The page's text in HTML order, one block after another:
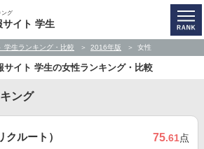
ング
イト 学生
学生ランキング・比較 2016年版 女性
サイト 学生の女性ランキング・比較
ング
クルート） 75.61点